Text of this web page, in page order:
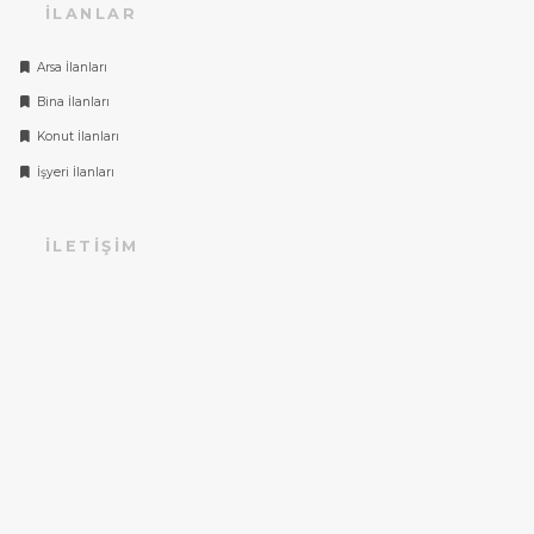
İLANLAR
Arsa İlanları
Bina İlanları
Konut İlanları
İşyeri İlanları
İLETIŞIM